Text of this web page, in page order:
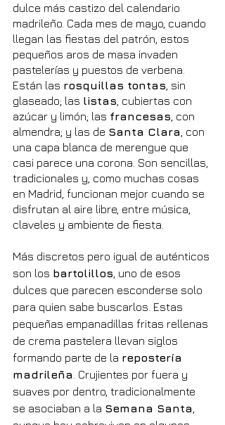
dulce más castizo del calendario
madrileño. Cada mes de mayo, cuando
llegan las fiestas del patrón, estos
pequeños aros de masa invaden
pastelerías y puestos de verbena.
Están las rosquillas tontas , sin
glaseado; las listas , cubiertas con
azúcar y limón; las francesas , con
almendra; y las de Santa Clara , con
una capa blanca de merengue que
casi parece una corona. Son sencillas,
tradicionales y, como muchas cosas
en Madrid, funcionan mejor cuando se
disfrutan al aire libre, entre música,
claveles y ambiente de fiesta.
Más discretos pero igual de auténticos
son los bartolillos , uno de esos
dulces que parecen esconderse solo
para quien sabe buscarlos. Estas
pequeñas empanadillas fritas rellenas
de crema pastelera llevan siglos
formando parte de la repostería
madrileña . Crujientes por fuera y
suaves por dentro, tradicionalmente
se asociaban a la Semana Santa